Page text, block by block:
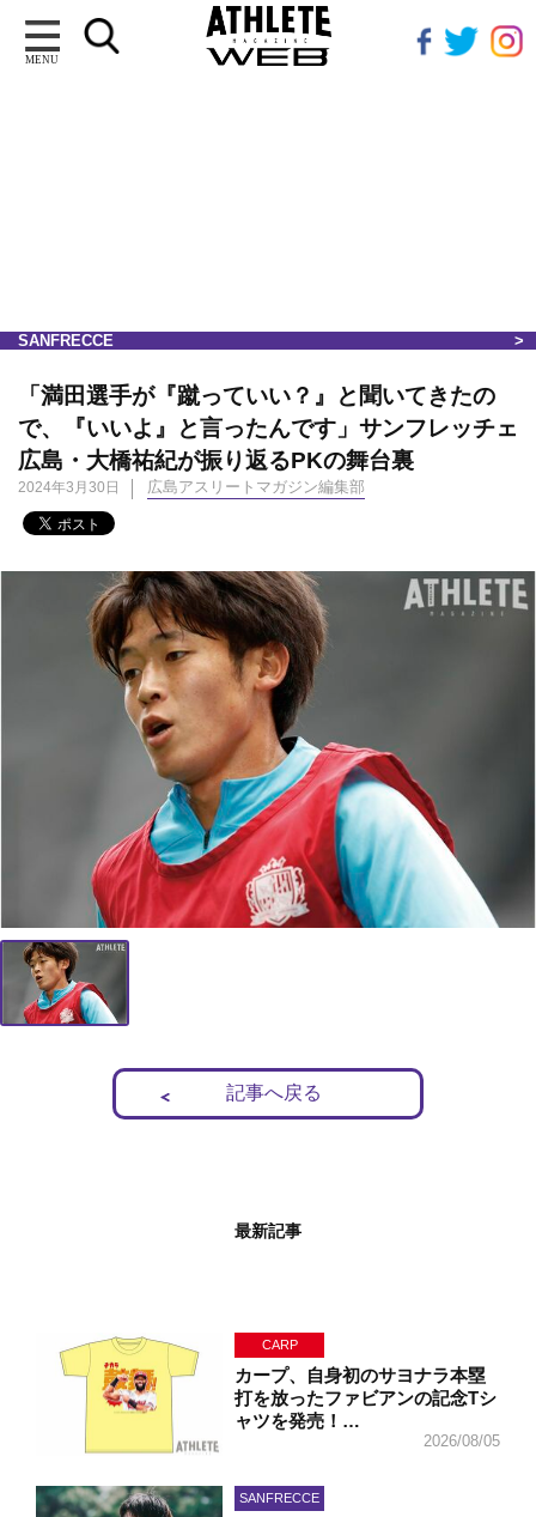
MENU
SANFRECCE
「満田選手が『蹴っていい？』と聞いてきたの
で、『いいよ』と言ったんです」サンフレッチェ
広島・大橋祐紀が振り返るPKの舞台裏
2024年3月30日 広島アスリートマガジン編集部
記事へ戻る
最新記事
CARP
カープ、自身初のサヨナラ本塁
打を放ったファビアンの記念Tシ
ャツを発売！…
2026/08/05
SANFRECCE